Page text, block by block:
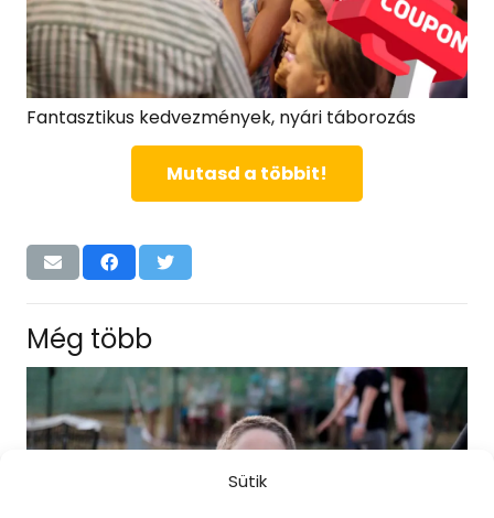
Sütik
Fantasztikus kedvezmények, nyári táborozás
Mutasd a többit!
Még több